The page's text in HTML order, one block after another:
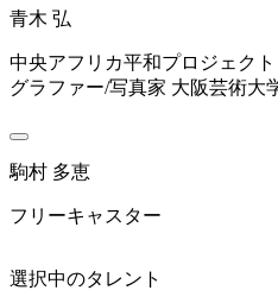
青木 弘
中央アフリカ平和プロジェクト
グラファー/写真家 大阪芸術大
駒村 多恵
フリーキャスター
選択中のタレント